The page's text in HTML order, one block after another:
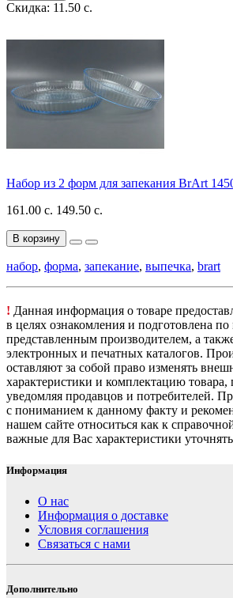
Скидка: 11.50 с.
Набор из 2 форм для запекания BrArt
161.00 с. 149.50 с.
В корзину
набор, форма, запекание, выпечка, brart
! Данная информация о товаре
в целях ознакомления и подготовлена по
представленным производителем, а
электронных и печатных каталогов.
оставляют за собой право изменять
характеристики и комплектацию товара,
уведомляя продавцов и потребителей.
с пониманием к данному факту и
нашем сайте относиться как к
важные для Вас характеристики
Информация
О нас
Информация о доставке
Условия соглашения
Связаться с нами
Дополнительно